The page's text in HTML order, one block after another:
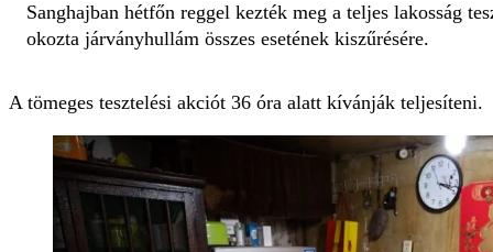
Sanghajban hétfőn reggel kezték meg a teljes lakosság
okozta járványhullám összes esetének kiszűrésére.
A tömeges tesztelési akciót 36 óra alatt kívánják teljesíteni.